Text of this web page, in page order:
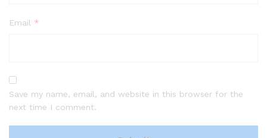
Email *
Save my name, email, and website in this browser for the
next time I comment.